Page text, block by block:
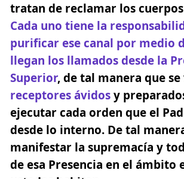
tratan de reclamar los
Cada uno tiene la
purificar ese canal por medio
llegan los llamados desde la
Superior, de tal manera que
receptores ávidosy
ejecutar cada orden que el
desde lo interno. De tal
manifestar la supremacía y
de esa Presencia en el ámbito